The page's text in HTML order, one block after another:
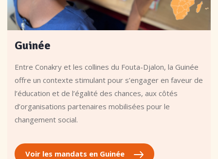
Guinée
Entre Conakry et les collines du Fouta-Djalon, la Guinée
offre un contexte stimulant pour s’engager en faveur de
l’éducation et de l’égalité des chances, aux côtés
d’organisations partenaires mobilisées pour le
changement social.
Voir les mandats en Guinée